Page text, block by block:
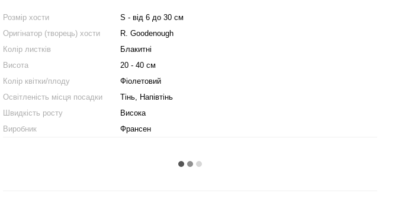
Розмір хости
S - від 6 до 30 см
Оригінатор (творець) хости
R. Goodenough
Колір листків
Блакитні
Висота
20 - 40 см
Колір квітки/плоду
Фіолетовий
Освітленість місця посадки
Тінь, Напівтінь
Швидкість росту
Висока
Виробник
Франсен